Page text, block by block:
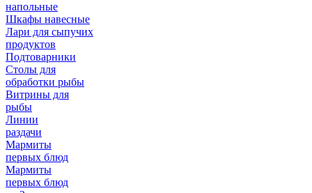
напольные
Шкафы навесные
Лари для сыпучих
продуктов
Подтоварники
Столы для
обработки рыбы
Витрины для
рыбы
Линии
раздачи
Мармиты
первых блюд
Мармиты
первых блюд